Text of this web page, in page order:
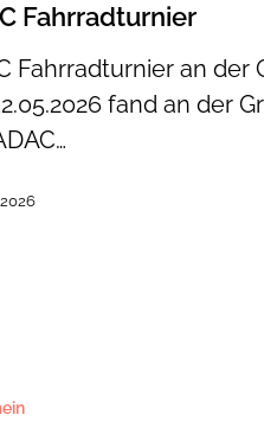
Fahrradturnier
Fahrradturnier an
fand an der